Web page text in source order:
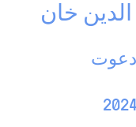
الدین خان
دعوت